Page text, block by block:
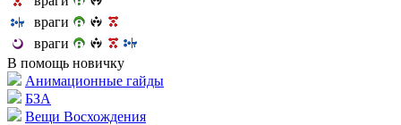
враги
враги
В помощь новичку
Анимационные гайды
БЗА
Вещи Восхождения